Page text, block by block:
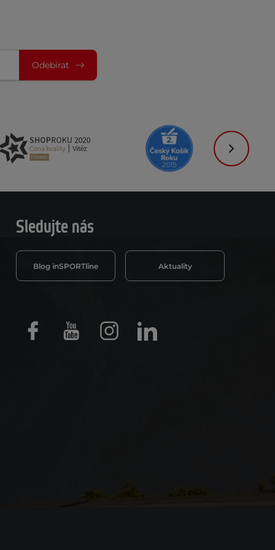
Odebírat
Sledujte nás
Blog inSPORTline Aktuality
FacebookYoutube InstagramLinkedIn